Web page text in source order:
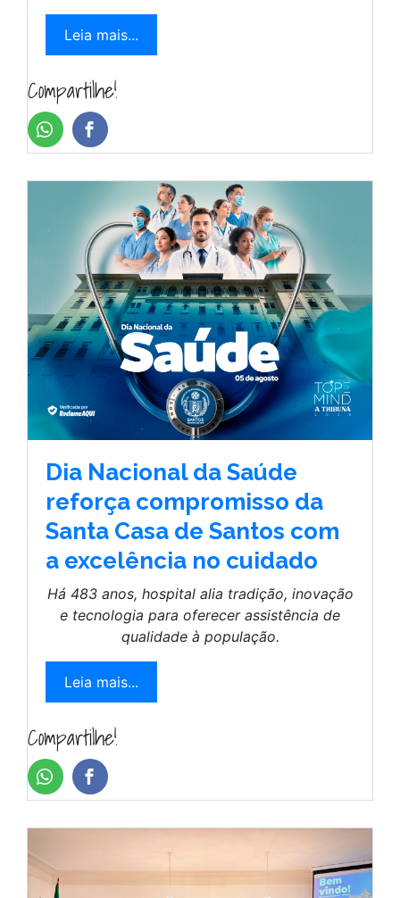
Leia mais...
Compartilhe!
Dia Nacional da Saúde
reforça compromisso da
Santa Casa de Santos com
a excelência no cuidado
Há 483 anos, hospital alia tradição, inovação
e tecnologia para oferecer assistência de
qualidade à população.
Leia mais...
Compartilhe!